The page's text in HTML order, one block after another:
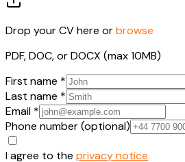
Drop your CV here orbrowse
PDF, DOC, or DOCX (max 10MB)
First name *
Last name *
Email *
Phone number (optional)
I agree to the privacy notice